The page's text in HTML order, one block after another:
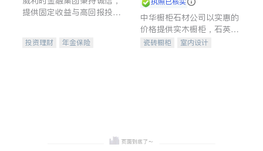
提供固定收益与高回报投资
合，助力客户实现目标
投资理财
年金保险
中华橱柜石材公司以实惠的
价格提供实木橱柜，石英石
台面，多种优质不锈钢水
瓷砖橱柜
室内设计